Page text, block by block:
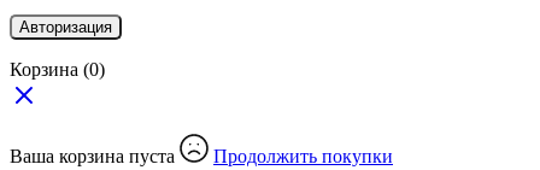
Авторизация
Корзина (0)
Ваша корзина пуста Продолжить покупки